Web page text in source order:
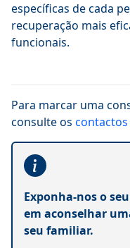
específicas de cada
recuperação mais
funcionais.
Para marcar uma
consulte os contactos
Exponha-nos o
em aconselhar
seu familiar.